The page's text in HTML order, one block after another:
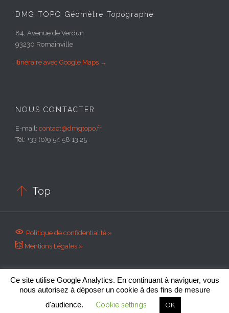
DMG TOPO Géomètre Topographe
84, Avenue de Verdun
93230 Romainville
Itinéraire avec Google Maps →
NOUS CONTACTER
E-mail: contact@dmgtopo.fr
Tél: +33 (0)9 54 58 13 25
 Top
Politique de confidentialité »
 Mentions Légales »
DESMODY.COM
Ce site utilise Google Analytics. En continuant à naviguer, vous
nous autorisez à déposer un cookie à des fins de mesure
d'audience.
Cookie settings OK